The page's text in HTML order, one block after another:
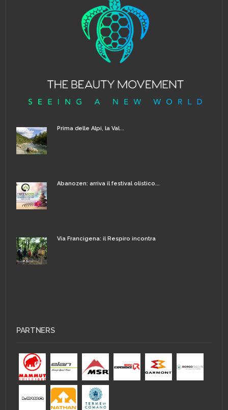
Prima delle Alpi, la Val...
Abanozen: arriva il festival olistico...
Via Francigena: il Respiro incontra
PARTNERS